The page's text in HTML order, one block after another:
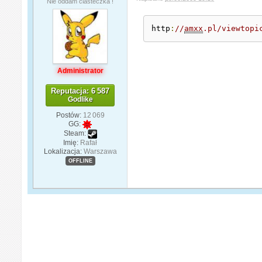
Administrator
Reputacja: 6 587
Godlike
Postów: 12 069
GG:
Steam:
Imię: Rafał
Lokalizacja: Warszawa
OFFLINE
http : //amxx .pl/